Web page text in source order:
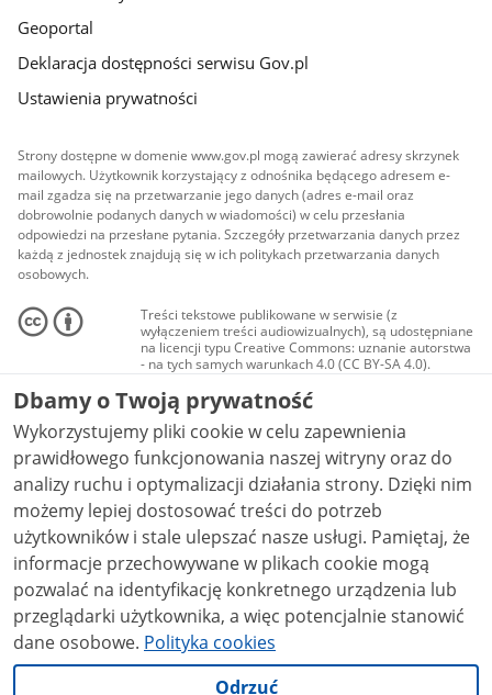
Geoportal
Deklaracja dostępności serwisu Gov.pl
Ustawienia prywatności
Strony dostępne w domenie www.gov.pl mogą zawierać adresy skrzynek
mailowych. Użytkownik korzystający z odnośnika będącego adresem e-
mail zgadza się na przetwarzanie jego danych (adres e-mail oraz
dobrowolnie podanych danych w wiadomości) w celu przesłania
odpowiedzi na przesłane pytania. Szczegóły przetwarzania danych przez
każdą z jednostek znajdują się w ich politykach przetwarzania danych
osobowych.
Treści tekstowe publikowane w serwisie (z
wyłączeniem treści audiowizualnych), są udostępniane
na licencji typu Creative Commons: uznanie autorstwa
- na tych samych warunkach 4.0 (CC BY-SA 4.0).
Materiały audiowizualne, w tym zdjęcia, materiały
audio i wideo, są udostępniane na licencji typu
Creative Commons: uznanie autorstwa użycie
niekomercyjne - bez utworów zależnych 4.0 (CC BY-
NC-ND 4.0), o ile nie jest to stwierdzone inaczej.
Dbamy o Twoją prywatność
Wykorzystujemy pliki cookie w celu zapewnienia
prawidłowego funkcjonowania naszej witryny oraz do
analizy ruchu i optymalizacji działania strony. Dzięki nim
możemy lepiej dostosować treści do potrzeb
użytkowników i stale ulepszać nasze usługi. Pamiętaj, że
informacje przechowywane w plikach cookie mogą
pozwalać na identyfikację konkretnego urządzenia lub
przeglądarki użytkownika, a więc potencjalnie stanowić
dane osobowe. Polityka cookies
Odrzuć